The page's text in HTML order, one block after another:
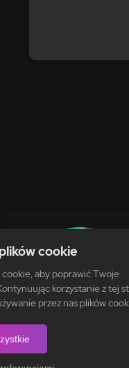
cookie
aby poprawić Twoje
korzystanie z tej
przez nas plików